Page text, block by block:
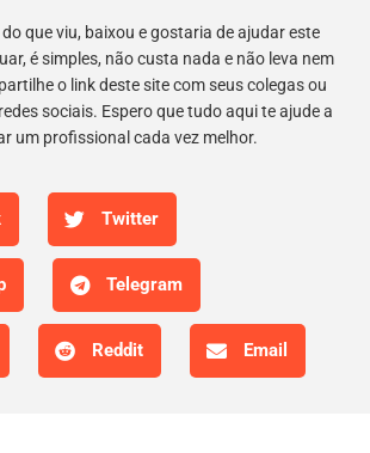
que viu, baixou e gostaria de ajudar este
é simples, não custa nada e não leva nem
o link deste site com seus colegas ou
sociais. Espero que tudo aqui te ajude a
um profissional cada vez melhor.
Twitter
Telegram
Reddit Email